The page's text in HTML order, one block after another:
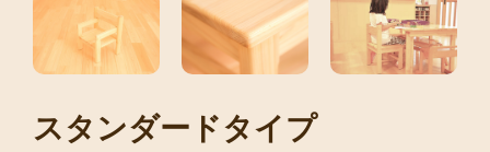
スタンダードタイプ